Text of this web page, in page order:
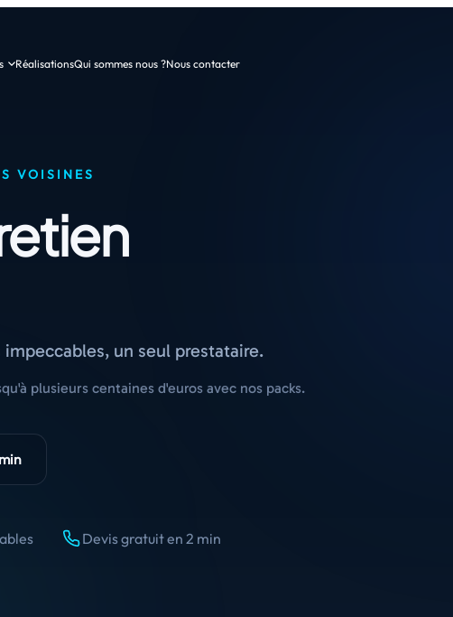
RéalisationsQui sommes nous ?Nous contacter
VOISINES
un seul prestataire.
plusieurs centaines d'euros avec nos packs.
Devis gratuit en 2 min